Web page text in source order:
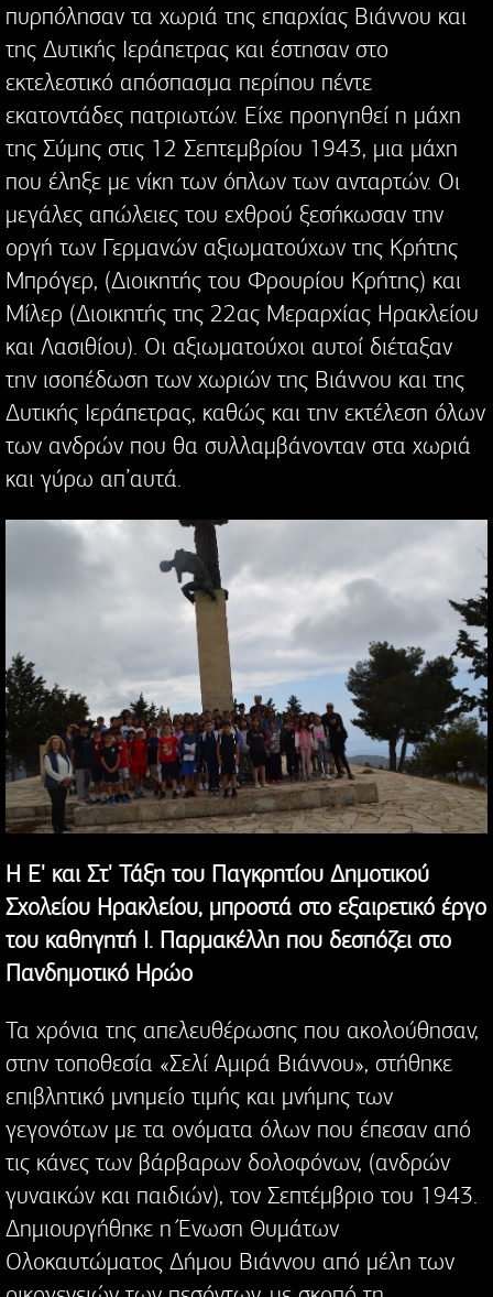
πυρπόλησαν τα χωριά της επαρχίας Βιάννου και
της Δυτικής Ιεράπετρας και έστησαν στο
εκτελεστικό απόσπασμα περίπου πέντε
εκατοντάδες πατριωτών. Είχε προηγηθεί η μάχη
της Σύμης στις 12 Σεπτεμβρίου 1943, μια μάχη
που έληξε με νίκη των όπλων των ανταρτών. Οι
μεγάλες απώλειες του εχθρού ξεσήκωσαν την
οργή των Γερμανών αξιωματούχων της Κρήτης
Μπρόγερ, (Διοικητής του Φρουρίου Κρήτης) και
Μίλερ (Διοικητής της 22ας Μεραρχίας Ηρακλείου
και Λασιθίου). Οι αξιωματούχοι αυτοί διέταξαν
την ισοπέδωση των χωριών της Βιάννου και της
Δυτικής Ιεράπετρας, καθώς και την εκτέλεση όλων
των ανδρών που θα συλλαμβάνονταν στα χωριά
και γύρω απ’αυτά.
Η Ε' και Στ' Τάξη του Παγκρητίου Δημοτικού
Σχολείου Ηρακλείου, μπροστά στο εξαιρετικό έργο
του καθηγητή Ι. Παρμακέλλη που δεσπόζει στο
Πανδημοτικό Ηρώο
Τα χρόνια της απελευθέρωσης που ακολούθησαν,
στην τοποθεσία «Σελί Αμιρά Βιάννου», στήθηκε
επιβλητικό μνημείο τιμής και μνήμης των
γεγονότων με τα ονόματα όλων που έπεσαν από
τις κάνες των βάρβαρων δολοφόνων, (ανδρών
γυναικών και παιδιών), τον Σεπτέμβριο του 1943.
Δημιουργήθηκε η Ένωση Θυμάτων
Ολοκαυτώματος Δήμου Βιάννου από μέλη των